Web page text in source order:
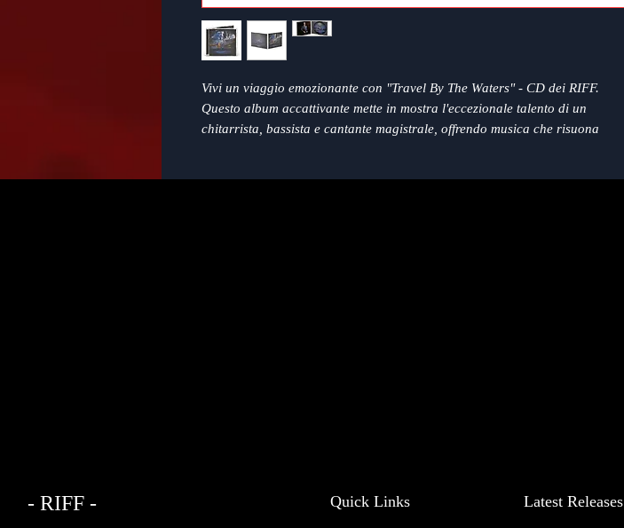
Vivi un viaggio emozionante con "Travel By The Waters" - CD dei RIFF.
Questo album accattivante mette in mostra l'eccezionale talento di un
chitarrista, bassista e cantante magistrale, offrendo musica che risuona
- RIFF - Quick Links Latest Releases